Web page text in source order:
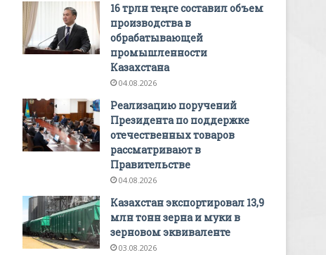
16 трлн теңге составил объем
производства в
обрабатывающей
промышленности
Казахстана
04.08.2026
Реализацию поручений
Президента по поддержке
отечественных товаров
рассматривают в
Правительстве
04.08.2026
Казахстан экспортировал 13,9
млн тонн зерна и муки в
зерновом эквиваленте
03.08.2026